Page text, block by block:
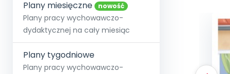
Społeczność
+48 12 631 04 10
kontakt@blizejprzedszkola.pl
O miesięczniku
Strona główna
O Akademii
Poznaj pakiet MAX
E-
Wszystkie projekty
Skontaktuj się
Plany miesięczne nowość
Plany pracy wychowawczo-
dydaktycznej na cały miesiąc
Plany tygodniowe
Plany pracy wychowawczo-